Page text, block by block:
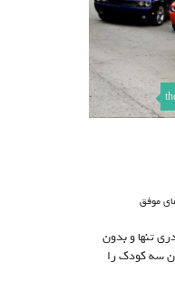
موفق
تنها و بدون
سه کودک را